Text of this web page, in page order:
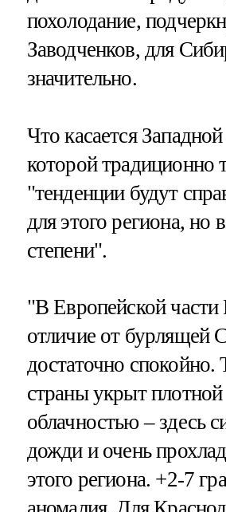
похолодание,
Заводченков, для
значительно.
Что касается
которой традиционно
"тенденции будут
для этого региона, но
степени".
"В Европейской части
отличие от бурлящей
достаточно спокойно.
страны укрыт плотной
облачностью – здесь
дожди и очень
этого региона. +2-7